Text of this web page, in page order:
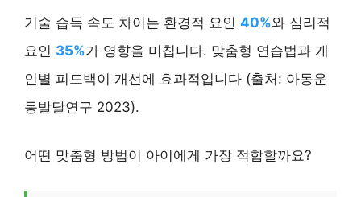
기술 습득 속도 차이는 환경적 요인 40%와 심리적
요인 35%가 영향을 미칩니다. 맞춤형 연습법과 개
인별 피드백이 개선에 효과적입니다 (출처: 아동운
동발달연구 2023).
어떤 맞춤형 방법이 아이에게 가장 적합할까요?